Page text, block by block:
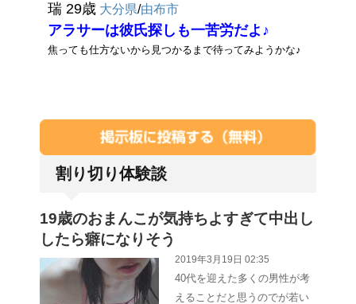
瑞 29歳 大分県/由布市
アラサーは彼氏探しも一苦労だよ♪
焦っても仕方ないから見つかるまで待ってみようかな♪
割り切り体験談
19歳のおまんこが気持ちよすぎて中出し
したら癖になりそう
2019年3月19日 02:35
40代を迎えた多くの男性が考
えることだと思うのでが若い